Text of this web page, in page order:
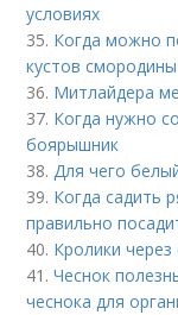
условиях
35. Когда можно
кустов смородины
36. Митлайдера
37. Когда нужно
боярышник
38.Для чего
39. Когда садить
правильно
40. Кролики
41.Чеснок
чеснока для